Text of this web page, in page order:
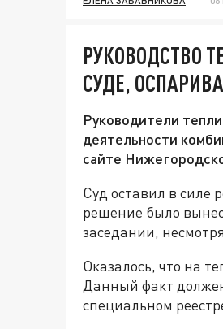
РУКОВОДСТВО
СУДЕ,
Руководители
деятельности
сайте
Суд оставил в силе
решение было
заседании,
Оказалось, что на
Данный факт
специальном